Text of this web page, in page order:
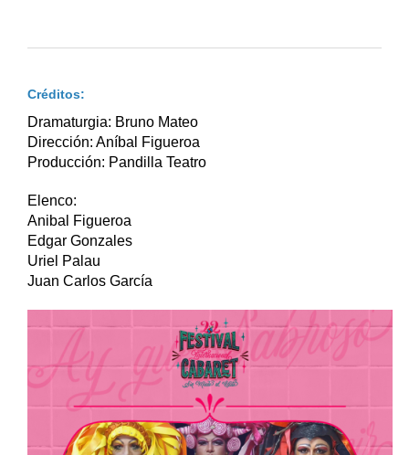
Créditos:
Dramaturgia: Bruno Mateo
Dirección: Aníbal Figueroa
Producción: Pandilla Teatro
Elenco:
Anibal Figueroa
Edgar Gonzales
Uriel Palau
Juan Carlos García